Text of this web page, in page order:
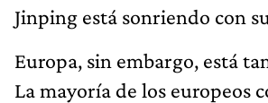
Jinping está sonriendo con
Europa, sin embargo, está
La mayoría de los europeos